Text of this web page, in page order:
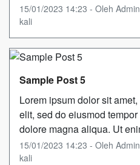
15/01/2023 14:23 - Oleh
kali
Sample Post 5
Lorem ipsum dolor sit
elit, sed do eiusmod
dolore magna aliqua. Ut
15/01/2023 14:23 - Oleh
kali